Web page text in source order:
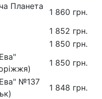
Планета
1 860 грн.
1 852 грн.
1 850 грн.
1 850 грн.
№137
1 848 грн.